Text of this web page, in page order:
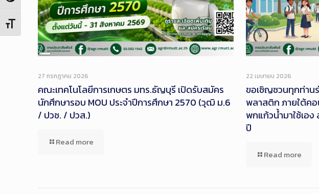
Toggle Font size
Long
27 กรกฎาคม 2026
คณะเทคโนโลยีการเกษตร มทร.ธัญบุรี เปิดรับสมัคร
นักศึกษารอบ MOU ประจำปีการศึกษา 2570 (วุฒิ ม.6
/ ปวช. / ปวส.)
Read more
22 เมษายน 2026
ขอเชิญชวนทุกท่าน
พลาสติก ภายใต้คอ
พกแก้วน้ำมาใช้เอ
ปี
Read more